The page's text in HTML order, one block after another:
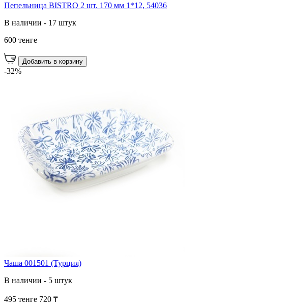
Пепельница BISTRO 2 шт. 170 мм 1*12, 54036
В наличии - 17 штук
600 тенге
Добавить в корзину
-32%
Чаша 001501 (Турция)
В наличии - 5 штук
495 тенге 720 ₸